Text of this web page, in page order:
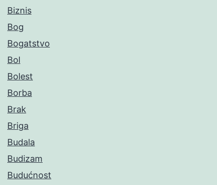
Biznis
Bog
Bogatstvo
Bol
Bolest
Borba
Brak
Briga
Budala
Budizam
Budućnost